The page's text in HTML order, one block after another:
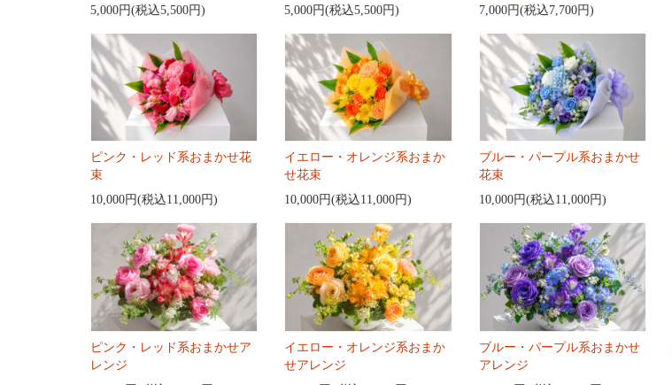
5,000円(税込5,500円)
5,000円(税込5,500円)
7,000円(税込7,700円)
ピンク・レッド系おまかせ花
束
10,000円(税込11,000円)
イエロー・オレンジ系おまか
せ花束
10,000円(税込11,000円)
ブルー・パープル系おまかせ
花束
10,000円(税込11,000円)
ピンク・レッド系おまかせア
レンジ
イエロー・オレンジ系おまか
せアレンジ
ブルー・パープル系おまかせ
アレンジ